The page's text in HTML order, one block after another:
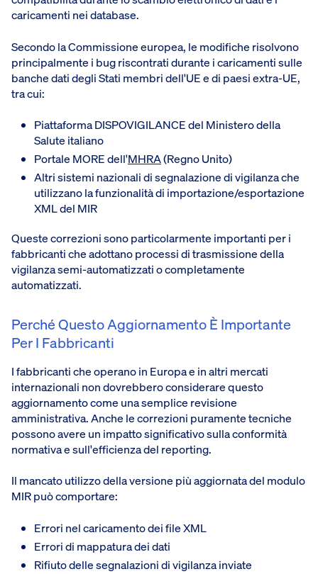
caricamenti nei database.
Secondo la Commissione europea, le modifiche risolvono
principalmente i bug riscontrati durante i caricamenti sulle
banche dati degli Stati membri dell'UE e di paesi extra-UE,
tra cui:
Piattaforma DISPOVIGILANCE del Ministero della
Salute italiano
Portale MORE dell'MHRA(Regno Unito)
Altri sistemi nazionali di segnalazione di vigilanza che
utilizzano la funzionalità di importazione/esportazione
XML del MIR
Queste correzioni sono particolarmente importanti per i
fabbricanti che adottano processi di trasmissione della
vigilanza semi-automatizzati o completamente
automatizzati.
Perché Questo Aggiornamento È Importante
Per I Fabbricanti
I fabbricanti che operano in Europa e in altri mercati
internazionali non dovrebbero considerare questo
aggiornamento come una semplice revisione
amministrativa. Anche le correzioni puramente tecniche
possono avere un impatto significativo sulla conformità
normativa e sull'efficienza del reporting.
Il mancato utilizzo della versione più aggiornata del modulo
MIR può comportare:
Errori nel caricamento dei file XML
Errori di mappatura dei dati
Rifiuto delle segnalazioni di vigilanza inviate